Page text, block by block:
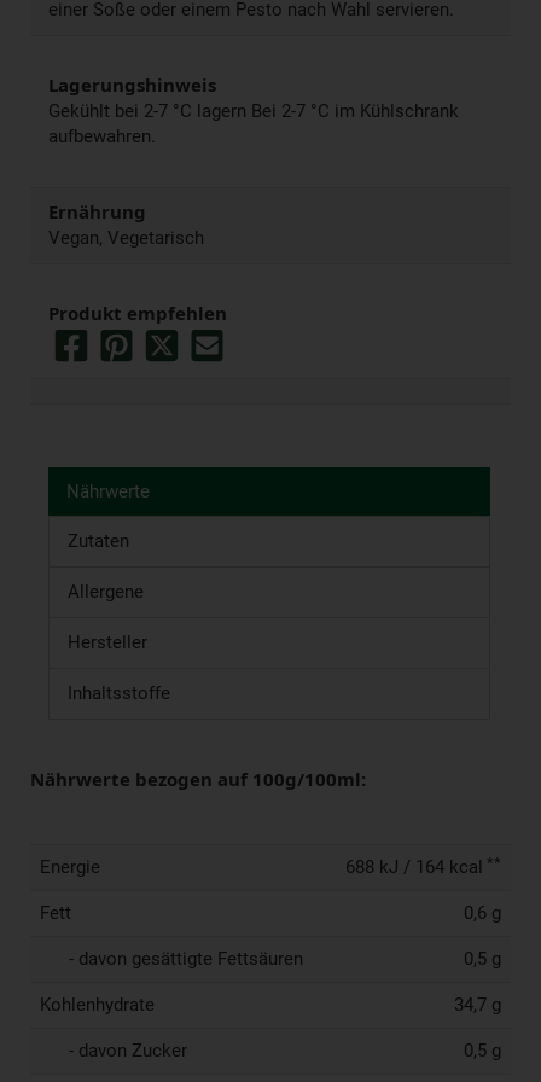
einer Soße oder einem Pesto nach Wahl servieren.
Lagerungshinweis
Gekühlt bei 2-7 °C lagern Bei 2-7 °C im Kühlschrank
aufbewahren.
Ernährung
Vegan, Vegetarisch
Produkt empfehlen
Nährwerte
Zutaten
Allergene
Hersteller
Inhaltsstoffe
Nährwerte bezogen auf 100g/100ml:
Energie 688 kJ / 164 kcal **
Fett 0,6 g
- davon gesättigte Fettsäuren 0,5 g
Kohlenhydrate 34,7 g
- davon Zucker 0,5 g